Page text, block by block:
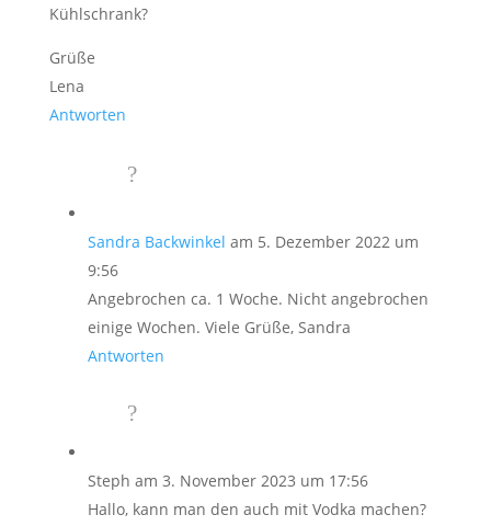
Kühlschrank?
Grüße
Lena
Antworten
Sandra Backwinkel am 5. Dezember 2022 um
9:56
Angebrochen ca. 1 Woche. Nicht angebrochen
einige Wochen. Viele Grüße, Sandra
Antworten
Steph am 3. November 2023 um 17:56
Hallo, kann man den auch mit Vodka machen?